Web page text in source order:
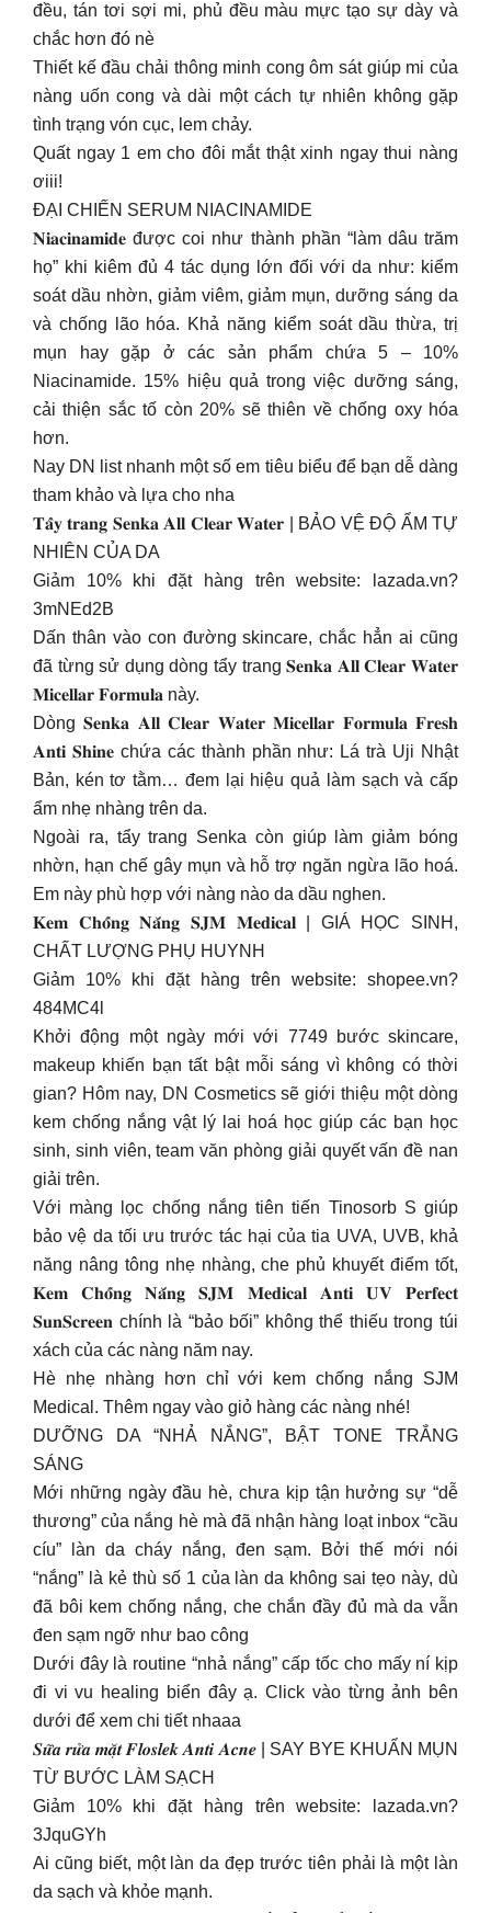
đều, tán tơi sợi mi, phủ đều màu mực tạo sự dày và
chắc hơn đó nè
Thiết kế đầu chải thông minh cong ôm sát giúp mi của
nàng uốn cong và dài một cách tự nhiên không gặp
tình trạng vón cục, lem chảy.
Quất ngay 1 em cho đôi mắt thật xinh ngay thui nàng
ơiii!
ĐẠI CHIẾN SERUM NIACINAMIDE
𝐍𝐢𝐚𝐜𝐢𝐧𝐚𝐦𝐢𝐝𝐞 được coi như thành phần “làm dâu trăm
họ” khi kiêm đủ 4 tác dụng lớn đối với da như: kiểm
soát dầu nhờn, giảm viêm, giảm mụn, dưỡng sáng da
và chống lão hóa. Khả năng kiểm soát dầu thừa, trị
mụn hay gặp ở các sản phẩm chứa 5 – 10%
Niacinamide. 15% hiệu quả trong việc dưỡng sáng,
cải thiện sắc tố còn 20% sẽ thiên về chống oxy hóa
hơn.
Nay DN list nhanh một số em tiêu biểu để bạn dễ dàng
tham khảo và lựa cho nha
𝐓𝐚̂̉𝐲 𝐭𝐫𝐚𝐧𝐠 𝐒𝐞𝐧𝐤𝐚 𝐀𝐥𝐥 𝐂𝐥𝐞𝐚𝐫 𝐖𝐚𝐭𝐞𝐫 | BẢO VỆ ĐỘ ẨM TỰ
NHIÊN CỦA DA
Giảm 10% khi đặt hàng trên website: lazada.vn?
3mNEd2B
Dấn thân vào con đường skincare, chắc hẳn ai cũng
đã từng sử dụng dòng tẩy trang 𝐒𝐞𝐧𝐤𝐚 𝐀𝐥𝐥 𝐂𝐥𝐞𝐚𝐫 𝐖𝐚𝐭𝐞𝐫
𝐌𝐢𝐜𝐞𝐥𝐥𝐚𝐫 𝐅𝐨𝐫𝐦𝐮𝐥𝐚 này.
Dòng 𝐒𝐞𝐧𝐤𝐚 𝐀𝐥𝐥 𝐂𝐥𝐞𝐚𝐫 𝐖𝐚𝐭𝐞𝐫 𝐌𝐢𝐜𝐞𝐥𝐥𝐚𝐫 𝐅𝐨𝐫𝐦𝐮𝐥𝐚 𝐅𝐫𝐞𝐬𝐡
𝐀𝐧𝐭𝐢 𝐒𝐡𝐢𝐧𝐞 chứa các thành phần như: Lá trà Uji Nhật
Bản, kén tơ tằm… đem lại hiệu quả làm sạch và cấp
ẩm nhẹ nhàng trên da.
Ngoài ra, tẩy trang Senka còn giúp làm giảm bóng
nhờn, hạn chế gây mụn và hỗ trợ ngăn ngừa lão hoá.
Em này phù hợp với nàng nào da dầu nghen.
𝐊𝐞𝐦 𝐂𝐡𝐨̂́𝐧𝐠 𝐍𝐚̆́𝐧𝐠 𝐒𝐉𝐌 𝐌𝐞𝐝𝐢𝐜𝐚𝐥 | GIÁ HỌC SINH,
CHẤT LƯỢNG PHỤ HUYNH
Giảm 10% khi đặt hàng trên website: shopee.vn?
484MC4l
Khởi động một ngày mới với 7749 bước skincare,
makeup khiến bạn tất bật mỗi sáng vì không có thời
gian? Hôm nay, DN Cosmetics sẽ giới thiệu một dòng
kem chống nắng vật lý lai hoá học giúp các bạn học
sinh, sinh viên, team văn phòng giải quyết vấn đề nan
giải trên.
Với màng lọc chống nắng tiên tiến Tinosorb S giúp
bảo vệ da tối ưu trước tác hại của tia UVA, UVB, khả
năng nâng tông nhẹ nhàng, che phủ khuyết điểm tốt,
𝐊𝐞𝐦 𝐂𝐡𝐨̂́𝐧𝐠 𝐍𝐚̆́𝐧𝐠 𝐒𝐉𝐌 𝐌𝐞𝐝𝐢𝐜𝐚𝐥 𝐀𝐧𝐭𝐢 𝐔𝐕 𝐏𝐞𝐫𝐟𝐞𝐜𝐭
𝐒𝐮𝐧𝐒𝐜𝐫𝐞𝐞𝐧 chính là “bảo bối” không thể thiếu trong túi
xách của các nàng năm nay.
Hè nhẹ nhàng hơn chỉ với kem chống nắng SJM
Medical. Thêm ngay vào giỏ hàng các nàng nhé!
DƯỠNG DA “NHẢ NẮNG”, BẬT TONE TRẮNG
SÁNG
Mới những ngày đầu hè, chưa kịp tận hưởng sự “dễ
thương” của nắng hè mà đã nhận hàng loạt inbox “cầu
cíu” làn da cháy nắng, đen sạm. Bởi thế mới nói
“nắng” là kẻ thù số 1 của làn da không sai tẹo này, dù
đã bôi kem chống nắng, che chắn đầy đủ mà da vẫn
đen sạm ngỡ như bao công
Dưới đây là routine “nhả nắng” cấp tốc cho mấy ní kịp
đi vi vu healing biển đây ạ. Click vào từng ảnh bên
dưới để xem chi tiết nhaaa
𝑺𝒖̛̃𝒂 𝒓𝒖̛̉𝒂 𝒎𝒂̣̆𝒕 𝑭𝒍𝒐𝒔𝒍𝒆𝒌 𝑨𝒏𝒕𝒊 𝑨𝒄𝒏𝒆 | SAY BYE KHUẨN MỤN
TỪ BƯỚC LÀM SẠCH
Giảm 10% khi đặt hàng trên website: lazada.vn?
3JquGYh
️Ai cũng biết, một làn da đẹp trước tiên phải là một làn
da sạch và khỏe mạnh.